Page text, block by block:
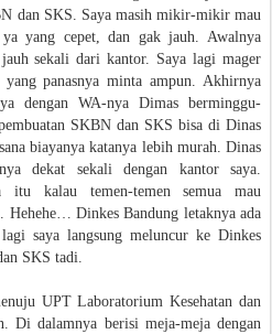
dan SKS. Saya masih mikir-mikir mau
yang cepet, dan gak jauh. Awalnya
sekali dari kantor. Saya lagi mager
yang panasnya minta ampun. Akhirnya
dengan WA-nya Dimas berminggu-
SKBN dan SKS bisa di Dinas
biayanya katanya lebih murah. Dinas
dekat sekali dengan kantor saya.
itu kalau temen-temen semua mau
Hehehe… Dinkes Bandung letaknya ada
saya langsung meluncur ke Dinkes
SKS tadi.
UPT Laboratorium Kesehatan dan
Di dalamnya berisi meja-meja dengan